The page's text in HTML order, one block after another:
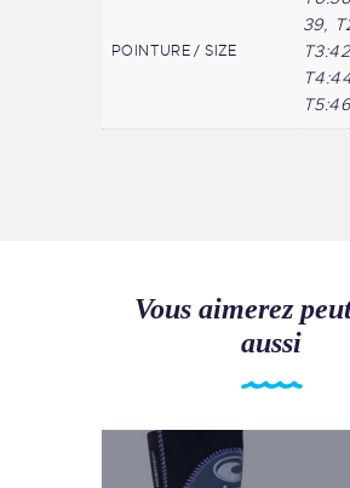
POINTURE / SIZE
39,
Vous aimerez
aussi